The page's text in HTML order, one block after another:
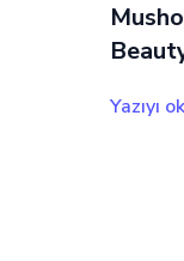
Yazıyı